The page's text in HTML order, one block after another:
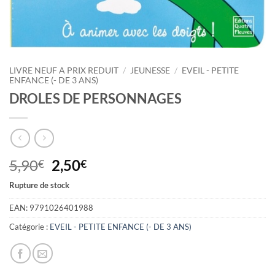
LIVRE NEUF A PRIX REDUIT / JEUNESSE / EVEIL - PETITE
ENFANCE (- DE 3 ANS)
DROLES DE PERSONNAGES
5,90€ Le
prix
initial
était :
5,90€.
2,50€Le
actuel
est :
2,50€.
Rupture de stock
EAN: 9791026401988
Catégorie : EVEIL - PETITE ENFANCE (- DE 3 ANS)